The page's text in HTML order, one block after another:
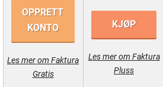
OPPRETT
KONTO
Les mer om Faktura
Gratis
KJØP
Les mer om Faktura
Pluss